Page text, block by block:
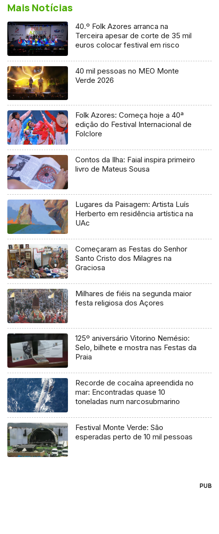
Mais Notícias
40.º Folk Azores arranca na
Terceira apesar de corte de 35 mil
euros colocar festival em risco
40 mil pessoas no MEO Monte
Verde 2026
Folk Azores: Começa hoje a 40ª
edição do Festival Internacional de
Folclore
Contos da Ilha: Faial inspira primeiro
livro de Mateus Sousa
Lugares da Paisagem: Artista Luís
Herberto em residência artística na
UAc
Começaram as Festas do Senhor
Santo Cristo dos Milagres na
Graciosa
Milhares de fiéis na segunda maior
festa religiosa dos Açores
125º aniversário Vitorino Nemésio:
Selo, bilhete e mostra nas Festas da
Praia
Recorde de cocaína apreendida no
mar: Encontradas quase 10
toneladas num narcosubmarino
Festival Monte Verde: São
esperadas perto de 10 mil pessoas
PUB